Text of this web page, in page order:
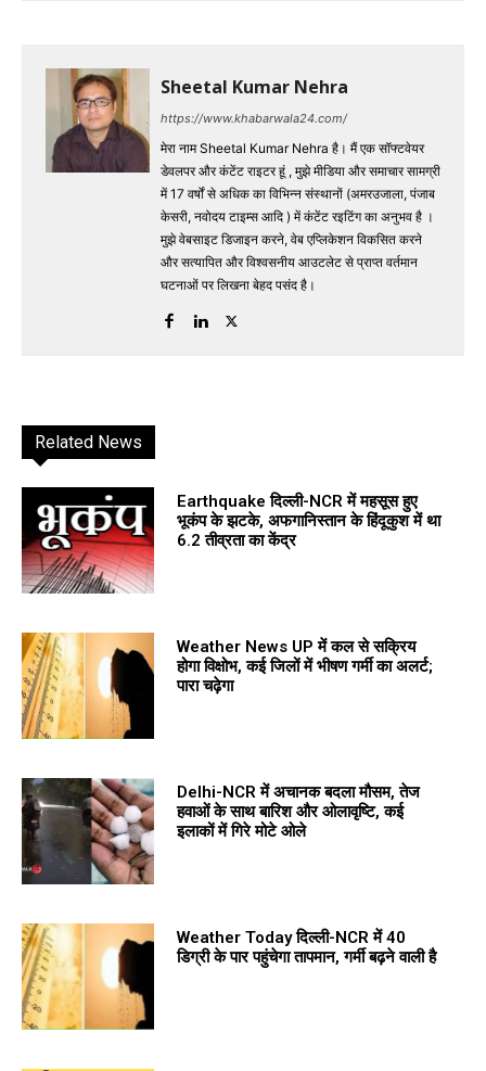
Sheetal Kumar Nehra
https://www.khabarwala24.com/
मेरा नाम Sheetal Kumar Nehra है। मैं एक सॉफ्टवेयर
डेवलपर और कंटेंट राइटर हूं , मुझे मीडिया और समाचार सामग्री
में 17 वर्षों से अधिक का विभिन्न संस्थानों (अमरउजाला, पंजाब
केसरी, नवोदय टाइम्स आदि ) में कंटेंट रइटिंग का अनुभव है ।
मुझे वेबसाइट डिजाइन करने, वेब एप्लिकेशन विकसित करने
और सत्यापित और विश्वसनीय आउटलेट से प्राप्त वर्तमान
घटनाओं पर लिखना बेहद पसंद है।
Related News
Earthquake दिल्ली-NCR में महसूस हुए
भूकंप के झटके, अफगानिस्तान के हिंदूकुश में था
6.2 तीव्रता का केंद्र
Weather News UP में कल से सक्रिय
होगा विक्षोभ, कई जिलों में भीषण गर्मी का अलर्ट;
पारा चढ़ेगा
Delhi-NCR में अचानक बदला मौसम, तेज
हवाओं के साथ बारिश और ओलावृष्टि, कई
इलाकों में गिरे मोटे ओले
Weather Today दिल्ली-NCR में 40
डिग्री के पार पहुंचेगा तापमान, गर्मी बढ़ने वाली है